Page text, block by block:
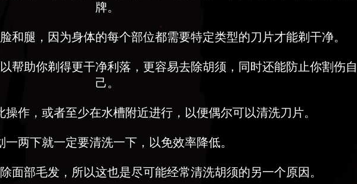
牌。
和腿，因为身体的每个部位都需要特定类型的刀片才能剃干净。
帮助你剃得更干净利落，更容易去除胡须，同时还能防止你割伤自
己。
作，或者至少在水槽附近进行，以便偶尔可以清洗刀片。
一两下就一定要清洗一下，以免效率降低。
面部毛发，所以这也是尽可能经常清洗胡须的另一个原因。